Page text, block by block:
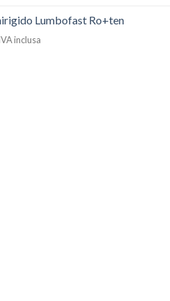
Lumbofast Ro+ten
inclusa